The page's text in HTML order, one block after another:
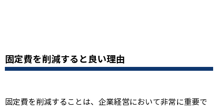
固定費を削減すると良い理由
固定費を削減することは、 企業経営において非常に重要で